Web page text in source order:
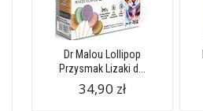
Dr Malou Lollipop
Przysmak Lizaki d...
34,90 zł